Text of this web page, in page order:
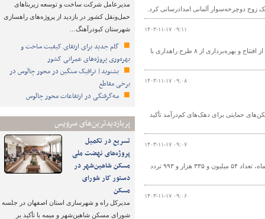
مدیرعامل شرکت ساخت و توسعه زیربناهای
حمل‌ونقل کشور در بازدید از پروژه‌های راهسازی
شهرستان کبودرآهنگ…
گام جدید برای ارتقای کیفیت ساخت و
بهره‌وری پروژه‌های عمرانی کشور
بشنوید| ترافیک سنگین در محور چالوس در
برخی مقاطع
مه‌گرفتگی در ارتفاعات محور چالوس
پربازدیدترین‌های سرویس
تسریع در تکمیل
پروژه‌های نهضت ملی
مسکن شاهین‌شهر در
دستور کار شورای
مسکن
مدیرکل راه و شهرسازی استان اصفهان در جلسه
شورای مسکن شاهین‌شهر و میمه با تأکید بر
زوج دوچرخه‌سوار آلمانی امدادرسانی کرد.
۱۴۰۳-۱۱-۱۷ ۰۹:۱۱
هم‌زمان با دهه فجر رئیس اداره راهداری و حمل‌ونقل جاده‌ای شهرستان بهار استان همدان از افتتاح و بهره‌برداری از ۸ طرح راهداری با
۱۴۰۳-۱۱-۱۷ ۰۹:۰۸
حمایتی برای دهک‌های کم‌درآمد تأکید
۱۴۰۳-۱۱-۱۷ ۰۹:۰۷
مدیرکل راهداری و حمل و نقل جاده‌ای استان ایلام گفت: از ابتدای سال جاری تا پایان دی ماه، تعداد ۵۴ میلیون و ۳۳۵ هزار و ۹۹۳ تردد
۱۴۰۳-۱۱-۱۷ ۰۹:۰۶